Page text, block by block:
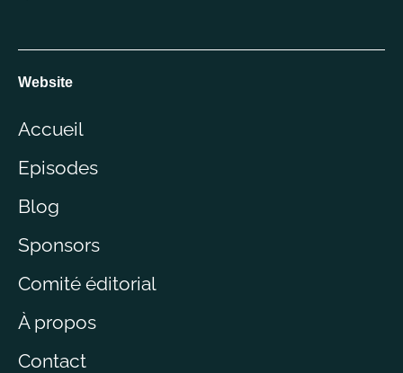
Website
Accueil
Episodes
Blog
Sponsors
Comité éditorial
À propos
Contact